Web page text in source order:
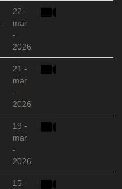
22 -
mar
-
2026
21 -
mar
-
2026
19 -
mar
-
2026
15 -